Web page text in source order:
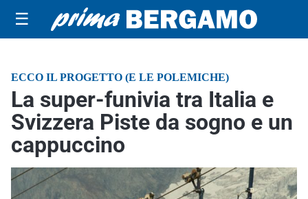
☰
ECCO IL PROGETTO (E LE POLEMICHE)
La super-funivia tra Italia e
Svizzera Piste da sogno e un
cappuccino